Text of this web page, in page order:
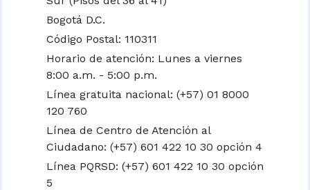
Bogotá D.C.
Código Postal: 110311
Horario de atención: Lunes a viernes
8:00 a.m. - 5:00 p.m.
Línea gratuita nacional: (+57) 01 8000
120 760
Línea de Centro de Atención al
Ciudadano: (+57) 601 422 10 30 opción 4
Línea PQRSD: (+57) 601 422 10 30 opción
5